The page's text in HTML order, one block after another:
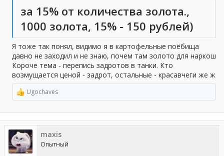
за 15% от количества золота.,
1000 золота, 15% - 150 рублей)
Я тоже так понял, видимо я в картофельные поёбища
давно не заходил и не знаю, почем там золото для наркош
Короче тема - перепись задротов в танки. Кто
возмущается ценой - задрот, остальные - красавчеги же ж
Р
е
а
к
ц
и
и
:
Ugochaves
maxis
Опытный